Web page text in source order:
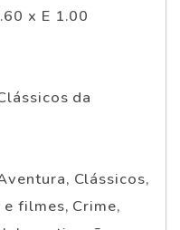
x E 1.00
da
Clássicos,
filmes, Crime,